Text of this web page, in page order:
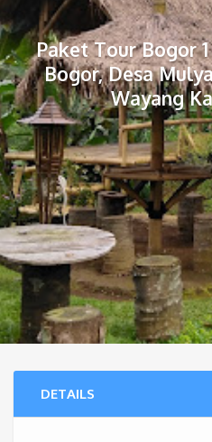
Paket Tour Bogor
Bogor, Desa
Wayang
DETAILS